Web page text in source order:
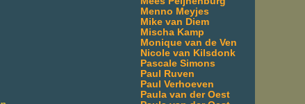
Menno Meyjes
Mike van Diem
Mischa Kamp
Monique van de Ven
Nicole van Kilsdonk
Pascale Simons
Paul Ruven
Paul Verhoeven
Paula van der Oest